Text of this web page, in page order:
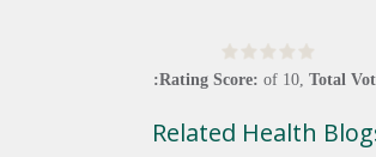
Rating Score: of 10, Total
Related Health